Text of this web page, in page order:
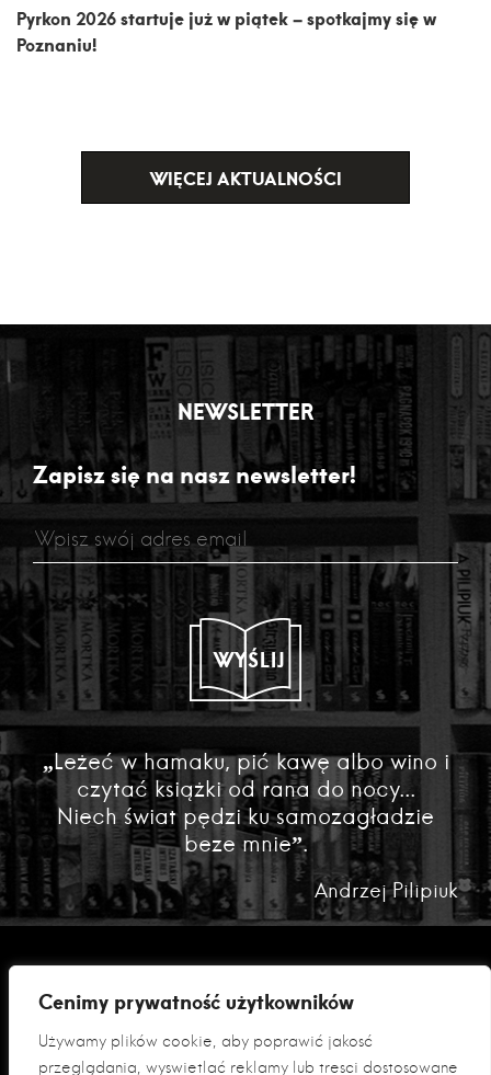
Cenimy prywatność użytkowników
Używamy plików cookie, aby poprawić jakość
przeglądania, wyświetlać reklamy lub treści dostosowane
Pyrkon 2026 startuje już w piątek – spotkajmy się w
Poznaniu!
WIĘCEJ AKTUALNOŚCI
NEWSLETTER
Zapisz się na nasz newsletter!
WYŚLIJ
„Leżeć w hamaku, pić kawę albo wino i
czytać książki od rana do nocy...
Niech świat pędzi ku samozagładzie
beze mnie”.
Andrzej Pilipiuk